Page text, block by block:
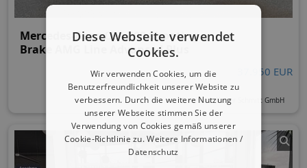
Mercedes-Benz CLA 200 Shooting
Brake AMG Line Advanced Plus
37.950 EUR
Autohaus Walter Schmitt GmbH
Diese Webseite verwendet
Cookies.
Wir verwenden Cookies, um die
Benutzerfreundlichkeit unserer Website zu
verbessern. Durch die weitere Nutzung
unserer Webseite stimmen Sie der
Verwendung von Cookies gemäß unserer
Cookie-Richtlinie zu.Weitere Informationen /
Datenschutz